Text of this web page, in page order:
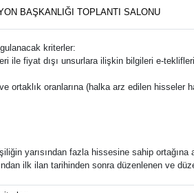
BAŞKANLIĞI TOPLANTI SALONU
kriterler:
ile fiyat dışı unsurlara ilişkin bilgileri e-
oranlarına (halka arz edilen hisseler
yarısından fazla hissesine sahip
ilk ilan tarihinden sonra düzenlenen ve